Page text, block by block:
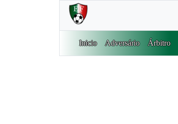
Inicio Adversário Árbitro